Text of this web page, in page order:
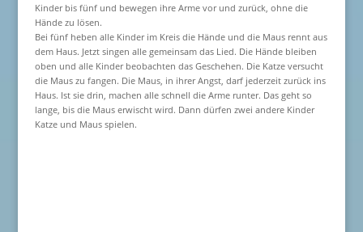
Kinder bis fünf und bewegen ihre Arme vor und zurück, ohne die
Hände zu lösen.
Bei fünf heben alle Kinder im Kreis die Hände und die Maus rennt aus
dem Haus. Jetzt singen alle gemeinsam das Lied. Die Hände bleiben
oben und alle Kinder beobachten das Geschehen. Die Katze versucht
die Maus zu fangen. Die Maus, in ihrer Angst, darf jederzeit zurück ins
Haus. Ist sie drin, machen alle schnell die Arme runter. Das geht so
lange, bis die Maus erwischt wird. Dann dürfen zwei andere Kinder
Katze und Maus spielen.